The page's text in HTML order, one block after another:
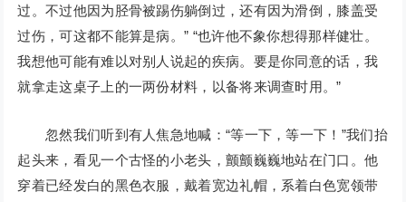
过。不过他因为胫骨被踢伤躺倒过，还有因为滑倒，膝盖受
过伤，可这都不能算是病。” “也许他不象你想得那样健壮。
我想他可能有难以对别人说起的疾病。要是你同意的话，我
就拿走这桌子上的一两份材料，以备将来调查时用。”
忽然我们听到有人焦急地喊：“等一下，等一下！”我们抬
起头来，看见一个古怪的小老头，颤颤巍巍地站在门口。他
穿着已经发白的黑色衣服，戴着宽边礼帽，系着白色宽领带